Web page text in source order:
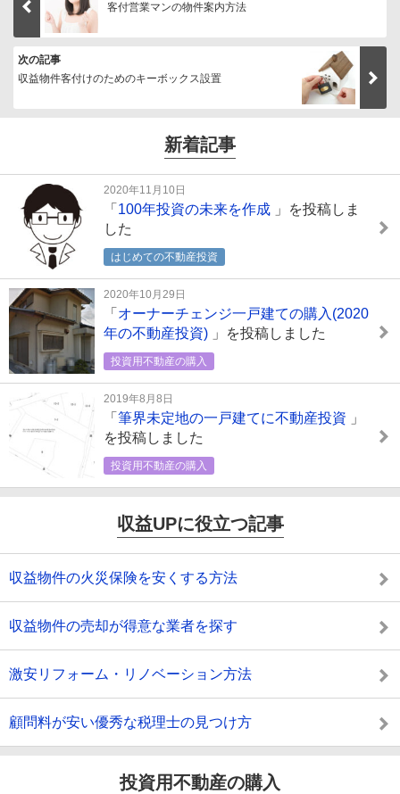
客付営業マンの物件案内方法
次の記事
収益物件客付けのためのキーボックス設置
新着記事
2020年11月10日
「 100年投資の未来を作成 」を投稿しま
した
はじめての不動産投資
2020年10月29日
「 オーナーチェンジ一戸建ての購入(2020
年の不動産投資) 」を投稿しました
投資用不動産の購入
2019年8月8日
「 筆界未定地の一戸建てに不動産投資
」
を投稿しました
投資用不動産の購入
収益UPに役立つ記事
収益物件の火災保険を安くする方法
収益物件の売却が得意な業者を探す
激安リフォーム・リノベーション方法
顧問料が安い優秀な税理士の見つけ方
投資用不動産の購入